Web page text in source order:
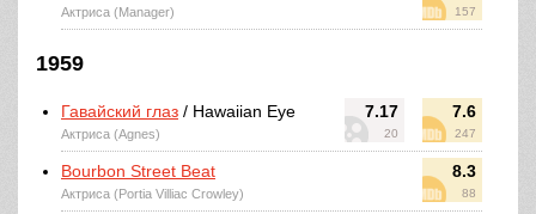
157
Актриса (Manager)
1959
7.17
20
7.6
247
Гавайский глаз / Hawaiian Eye
Актриса (Agnes)
8.3
88
Bourbon Street Beat
Актриса (Portia Villiac Crowley)